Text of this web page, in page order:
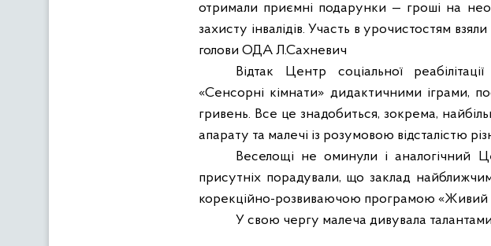
отримали приємні подарунки — гроші на
захисту інвалідів. Участь в урочистостям
голови ОДА Л.Сахневич
Відтак Центр соціальної
«Сенсорні кімнати» дидактичними іграми,
гривень. Все це знадобиться, зокрема,
апарату та малечі із розумовою відсталістю
Веселощі не оминули і аналогічний
присутніх порадували, що заклад
корекційно-розвиваючою програмою «Живий
У свою чергу малеча дивувала